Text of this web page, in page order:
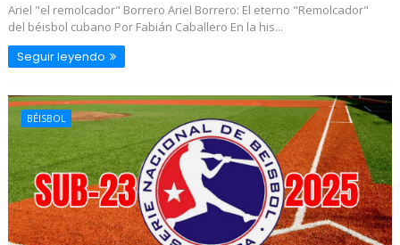
Ariel "el remolcador" Borrero Ariel Borrero: El eterno "Remolcador"
del béisbol cubano Por Fabián Caballero En la his...
Seguir leyendo
BÉISBOL